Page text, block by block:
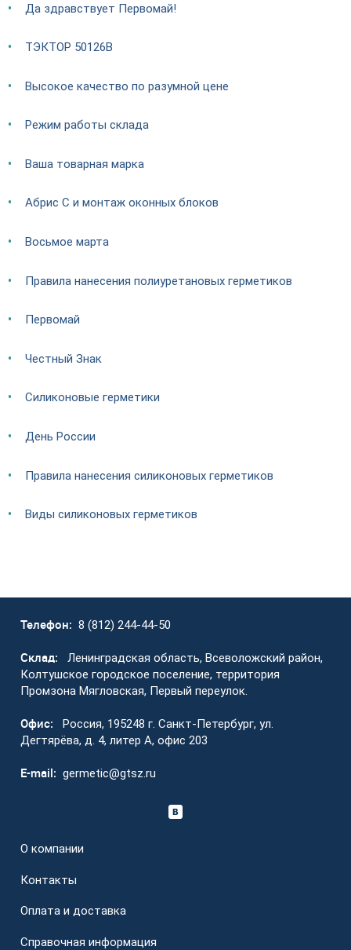
Да здравствует Первомай!
ТЭКТОР 50126В
Высокое качество по разумной цене
Режим работы склада
Ваша товарная марка
Абрис С и монтаж оконных блоков
Восьмое марта
Правила нанесения полиуретановых герметиков
Первомай
Честный Знак
Силиконовые герметики
День России
Правила нанесения силиконовых герметиков
Виды силиконовых герметиков
Телефон: 8 (812) 244-44-50
Склад:
Ленинградская область, Всеволожский район,
Колтушское городское поселение, территория
Промзона Мягловская, Первый переулок.
Офис:
Россия, 195248 г. Санкт-Петербург, ул.
Дегтярёва, д. 4, литер А, офис 203
E-mail: germetic@gtsz.ru
О компании
Контакты
Оплата и доставка
Справочная информация